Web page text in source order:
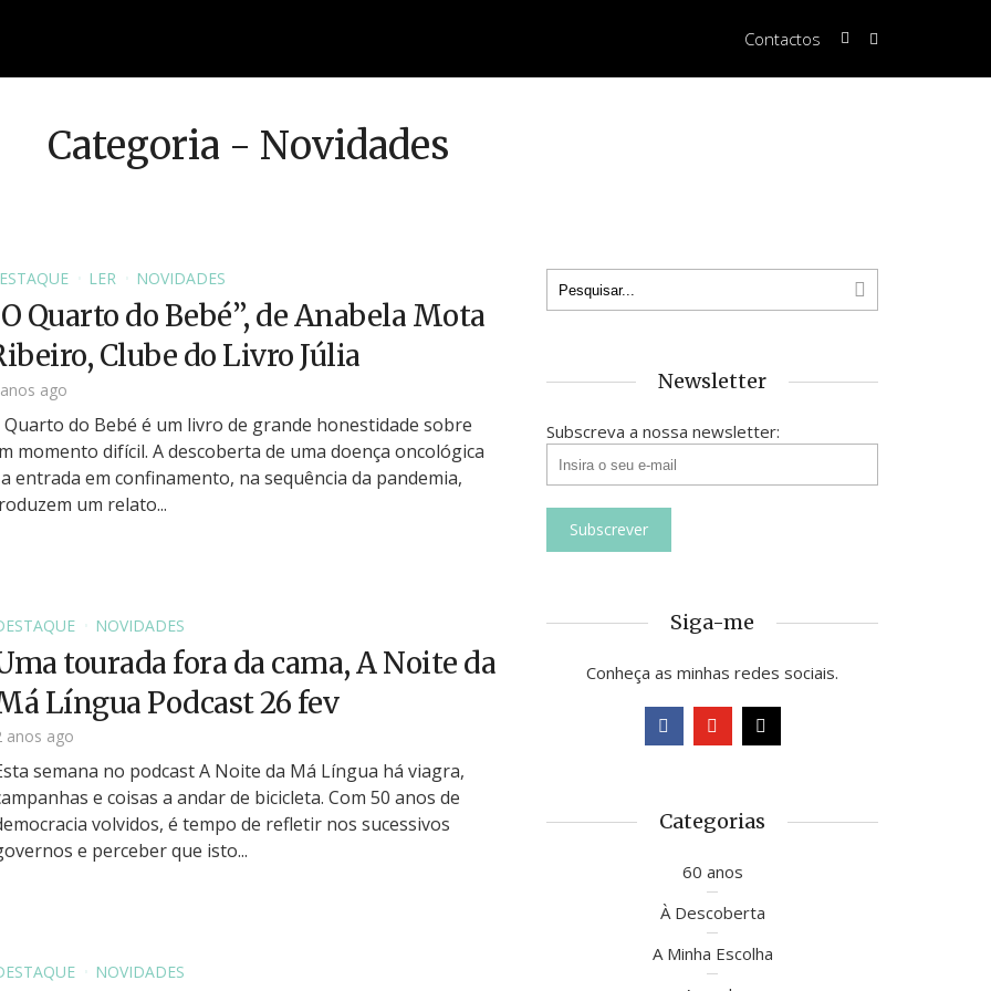
Contactos
Categoria - Novidades
LER NOVIDADES
Quarto do Bebé”, de Anabela Mota
Clube do Livro Júlia
ago
Quarto do Bebé é um livro de grande honestidade sobre
momento difícil. A descoberta de uma doença oncológica
entrada em confinamento, na sequência da pandemia,
um relato...
NOVIDADES
tourada fora da cama, A Noite da
Língua Podcast 26 fev
anos ago
semana no podcast A Noite da Má Língua há viagra,
e coisas a andar de bicicleta. Com 50 anos de
volvidos, é tempo de refletir nos sucessivos
e perceber que isto...
NOVIDADES
Newsletter
Subscreva a nossa newsletter:
Siga-me
Conheça as minhas redes sociais.
Categorias
60 anos
À Descoberta
A Minha Escolha